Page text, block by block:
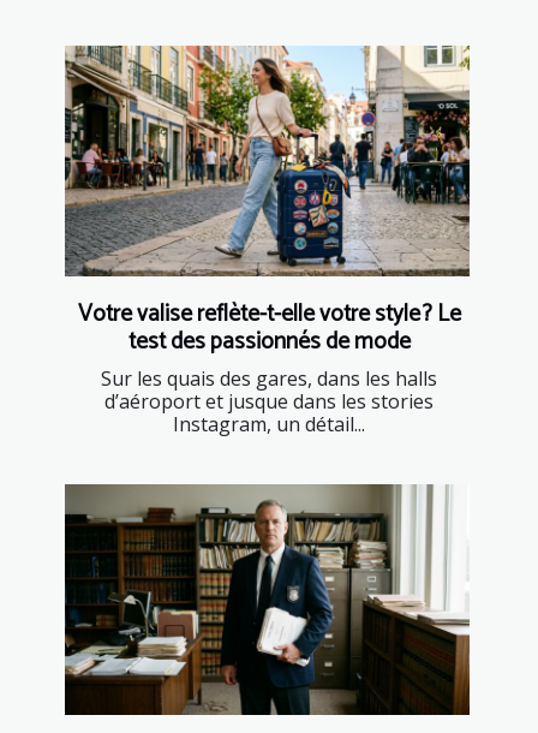
Votre valise reflète-t-elle votre style ? Le
test des passionnés de mode
Sur les quais des gares, dans les halls
d’aéroport et jusque dans les stories
Instagram, un détail...